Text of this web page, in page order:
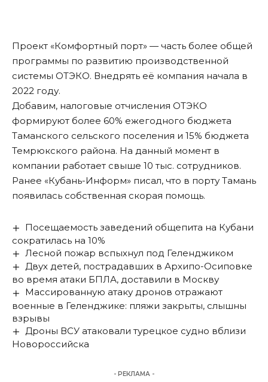
Проект «Комфортный порт» — часть более общей
программы по развитию производственной
системы ОТЭКО. Внедрять её компания начала в
2022 году.
Добавим, налоговые отчисления ОТЭКО
формируют более 60% ежегодного бюджета
Таманского сельского поселения и 15% бюджета
Темрюкского района. На данный момент в
компании работает свыше 10 тыс. сотрудников.
Ранее «Кубань-Информ» писал, что в порту Тамань
появилась собственная скорая помощь.
Посещаемость заведений общепита на Кубани
сократилась на 10%
Лесной пожар вспыхнул под Геленджиком
Двух детей, пострадавших в Архипо-Осиповке
во время атаки БПЛА, доставили в Москву
Массированную атаку дронов отражают
военные в Геленджике: пляжи закрыты, слышны
взрывы
Дроны ВСУ атаковали турецкое судно вблизи
Новороссийска
- РЕКЛАМА -